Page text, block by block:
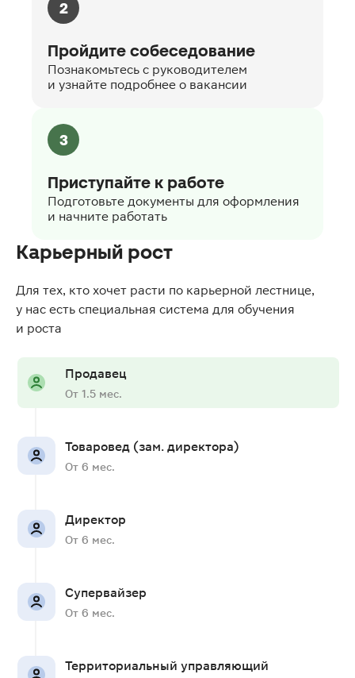
2
Пройдите собеседование
Познакомьтесь с руководителем
и узнайте подробнее о вакансии
3
Приступайте к работе
Подготовьте документы для оформления
и начните работать
Карьерный рост
Для тех, кто хочет расти по карьерной лестнице,
у нас есть специальная система для обучения
и роста
Продавец
От 1.5 мес.
Товаровед (зам. директора)
От 6 мес.
Директор
От 6 мес.
Супервайзер
От 6 мес.
Территориальный управляющий